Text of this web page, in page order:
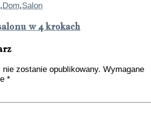
,Dom,Salon
w 4 krokach
zostanie opublikowany. Wymagane
*